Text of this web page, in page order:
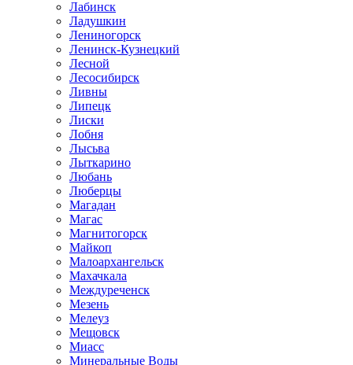
Лабинск
Ладушкин
Лениногорск
Ленинск-Кузнецкий
Лесной
Лесосибирск
Ливны
Липецк
Лиски
Лобня
Лысьва
Лыткарино
Любань
Люберцы
Магадан
Магас
Магнитогорск
Майкоп
Малоархангельск
Махачкала
Междуреченск
Мезень
Мелеуз
Мещовск
Миасс
Минеральные Воды